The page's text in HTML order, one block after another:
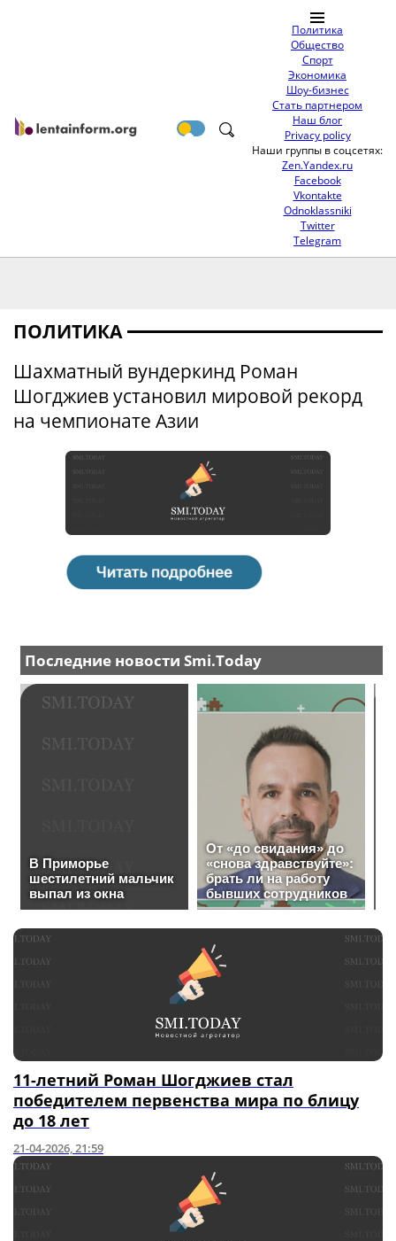
Политика
Общество
Спорт
Экономика
Шоу-бизнес
Стать партнером
Наш блог
Privacy policy
Наши группы в соцсетях:
Zen.Yandex.ru
Facebook
Vkontakte
Odnoklassniki
Twitter
Telegram
ПОЛИТИКА
Шахматный вундеркинд Роман
Шогджиев установил мировой рекорд
на чемпионате Азии
11-летний Роман Шогджиев стал
победителем первенства мира по блицу
до 18 лет
21-04-2026, 21:59